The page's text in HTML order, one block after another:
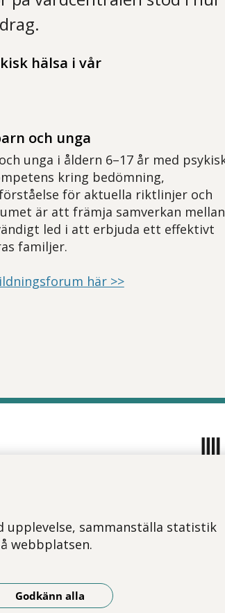
sammanställa statistik
webbplatsen.
Godkänn alla
hälsa i vår
och unga
unga i åldern 6–17 år med
kring bedömning,
för aktuella riktlinjer och
är att främja samverkan mellan
led i att erbjuda ett effektivt
familjer.
här >>